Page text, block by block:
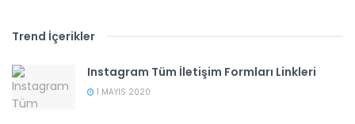
Trend İçerikler
Instagram Tüm İletişim Formları Linkleri
1 MAYIS 2020